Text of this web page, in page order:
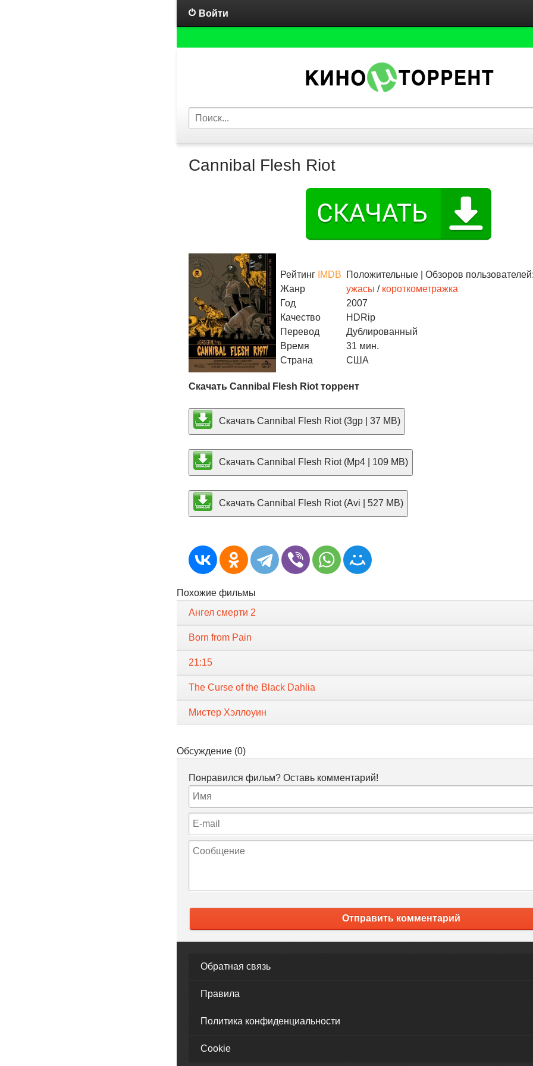
Войти
Cannibal Flesh Riot
Рейтинг IMDB Положительные | Обзоров
Жанр
ужасы / короткометражка
Год
2007
Качество
HDRip
Перевод
Дублированный
Время
31 мин.
Страна
США
Скачать Cannibal Flesh Riot торрент
Скачать Cannibal Flesh Riot (3gp | 37 MB)
Скачать Cannibal Flesh Riot (Mp4 | 109 MB)
Скачать Cannibal Flesh Riot (Avi | 527 MB)
Похожие фильмы
Ангел смерти 2
Born from Pain
21:15
The Curse of the Black Dahlia
Мистер Хэллоуин
Обсуждение (0)
Понравился фильм? Оставь комментарий!
Отправить комментарий
Обратная связь
Правила
Политика конфиденциальности
Cookie